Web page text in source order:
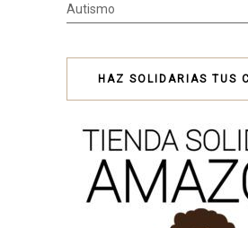
Autismo
HAZ SOLIDARIAS TUS